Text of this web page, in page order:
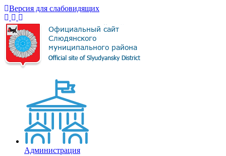
Версия для слабовидящих
Администрация